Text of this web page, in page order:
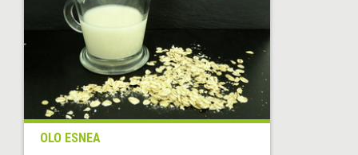
OLO ESNEA